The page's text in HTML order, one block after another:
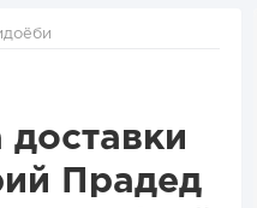
Прадед